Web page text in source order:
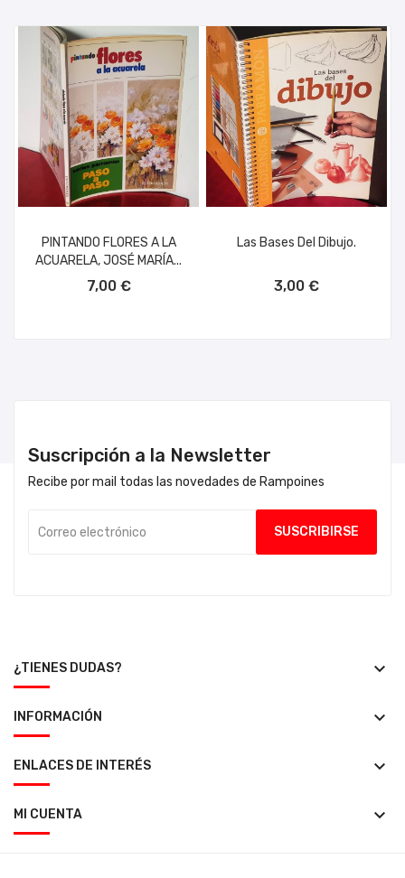
PINTANDO FLORES A LA
ACUARELA, JOSÉ MARÍA...
7,00 €
Las Bases Del Dibujo.
3,00 €
Suscripción a la Newsletter
Recibe por mail todas las novedades de Rampoines
¿TIENES DUDAS? keyboard_arrow_down
INFORMACIÓN keyboard_arrow_down
ENLACES DE INTERÉS keyboard_arrow_down
MI CUENTA keyboard_arrow_down